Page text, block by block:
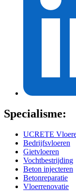
Specialisme:
UCRETE
Bedrijfsvloeren
Gietvloeren
Vochtbestrijding
Beton injecteren
Betonreparatie
Vloerrenovatie